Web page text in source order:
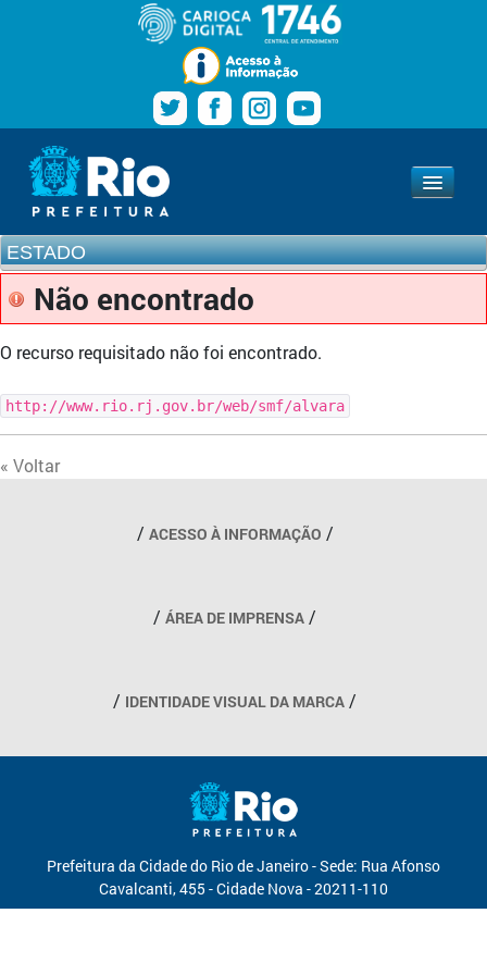
Pular para o conteúdo
Navegação
www.rio.rj.gov.br
Estado
ESTADO
Não encontrado
O recurso requisitado não foi encontrado.
http://www.rio.rj.gov.br/web/smf/alvara
« Voltar
Outros links
ACESSO À INFORMAÇÃO
ÁREA DE IMPRENSA
IDENTIDADE VISUAL DA MARCA
Prefeitura da Cidade do Rio de Janeiro - Sede: Rua Afonso
Cavalcanti, 455 - Cidade Nova - 20211-110